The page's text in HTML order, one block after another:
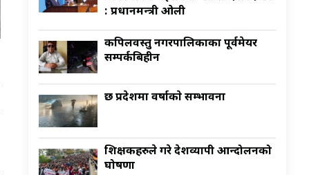
: प्रधानमन्त्री ओली
कपिलवस्तु नगरपालिकाका पूर्वमेयर
सम्पर्कबिहीन
छ प्रदेशमा वर्षाकाे सम्भावना
शिक्षकहरुले गरे देशव्यापी आन्दोलनको
घोषणा